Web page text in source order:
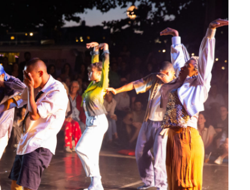
pour mon prochain commentaire.